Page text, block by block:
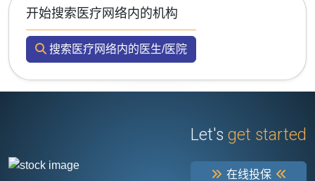
开始搜索医疗网络内的机构
搜索医疗网络内的医生/医院
Let's get started
在线投保